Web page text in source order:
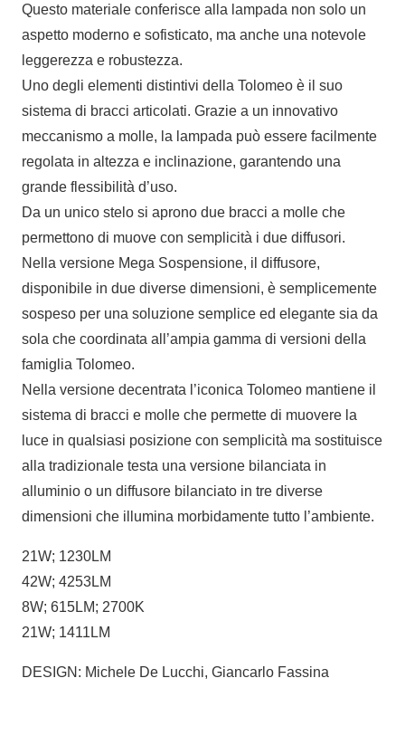
Questo materiale conferisce alla lampada non solo un
aspetto moderno e sofisticato, ma anche una notevole
leggerezza e robustezza.
Uno degli elementi distintivi della Tolomeo è il suo
sistema di bracci articolati. Grazie a un innovativo
meccanismo a molle, la lampada può essere facilmente
regolata in altezza e inclinazione, garantendo una
grande flessibilità d’uso.
Da un unico stelo si aprono due bracci a molle che
permettono di muove con semplicità i due diffusori.
Nella versione Mega Sospensione, il diffusore,
disponibile in due diverse dimensioni, è semplicemente
sospeso per una soluzione semplice ed elegante sia da
sola che coordinata all’ampia gamma di versioni della
famiglia Tolomeo.
Nella versione decentrata l’iconica Tolomeo mantiene il
sistema di bracci e molle che permette di muovere la
luce in qualsiasi posizione con semplicità ma sostituisce
alla tradizionale testa una versione bilanciata in
alluminio o un diffusore bilanciato in tre diverse
dimensioni che illumina morbidamente tutto l’ambiente.
21W; 1230LM
42W; 4253LM
8W; 615LM; 2700K
21W; 1411LM
DESIGN: Michele De Lucchi, Giancarlo Fassina